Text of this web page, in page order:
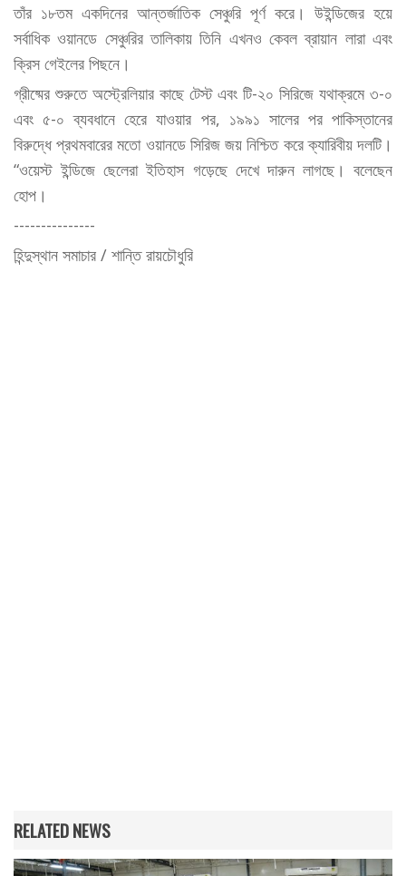
তাঁর ১৮তম একদিনের আন্তর্জাতিক সেঞ্চুরি পূর্ণ করে। উইন্ডিজের হয়ে
সর্বাধিক ওয়ানডে সেঞ্চুরির তালিকায় তিনি এখনও কেবল ব্রায়ান লারা এবং
ক্রিস গেইলের পিছনে।
গ্রীষ্মের শুরুতে অস্ট্রেলিয়ার কাছে টেস্ট এবং টি-২০ সিরিজে যথাক্রমে ৩-০
এবং ৫-০ ব্যবধানে হেরে যাওয়ার পর, ১৯৯১ সালের পর পাকিস্তানের
বিরুদ্ধে প্রথমবারের মতো ওয়ানডে সিরিজ জয় নিশ্চিত করে ক্যারিবীয় দলটি।
“ওয়েস্ট ইন্ডিজে ছেলেরা ইতিহাস গড়েছে দেখে দারুন লাগছে। বলেছেন
হোপ।
---------------
হিন্দুস্থান সমাচার / শান্তি রায়চৌধুরি
RELATED NEWS